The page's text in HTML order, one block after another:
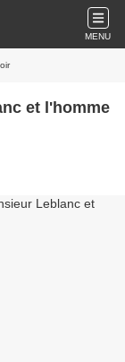
MENU
et l'homme